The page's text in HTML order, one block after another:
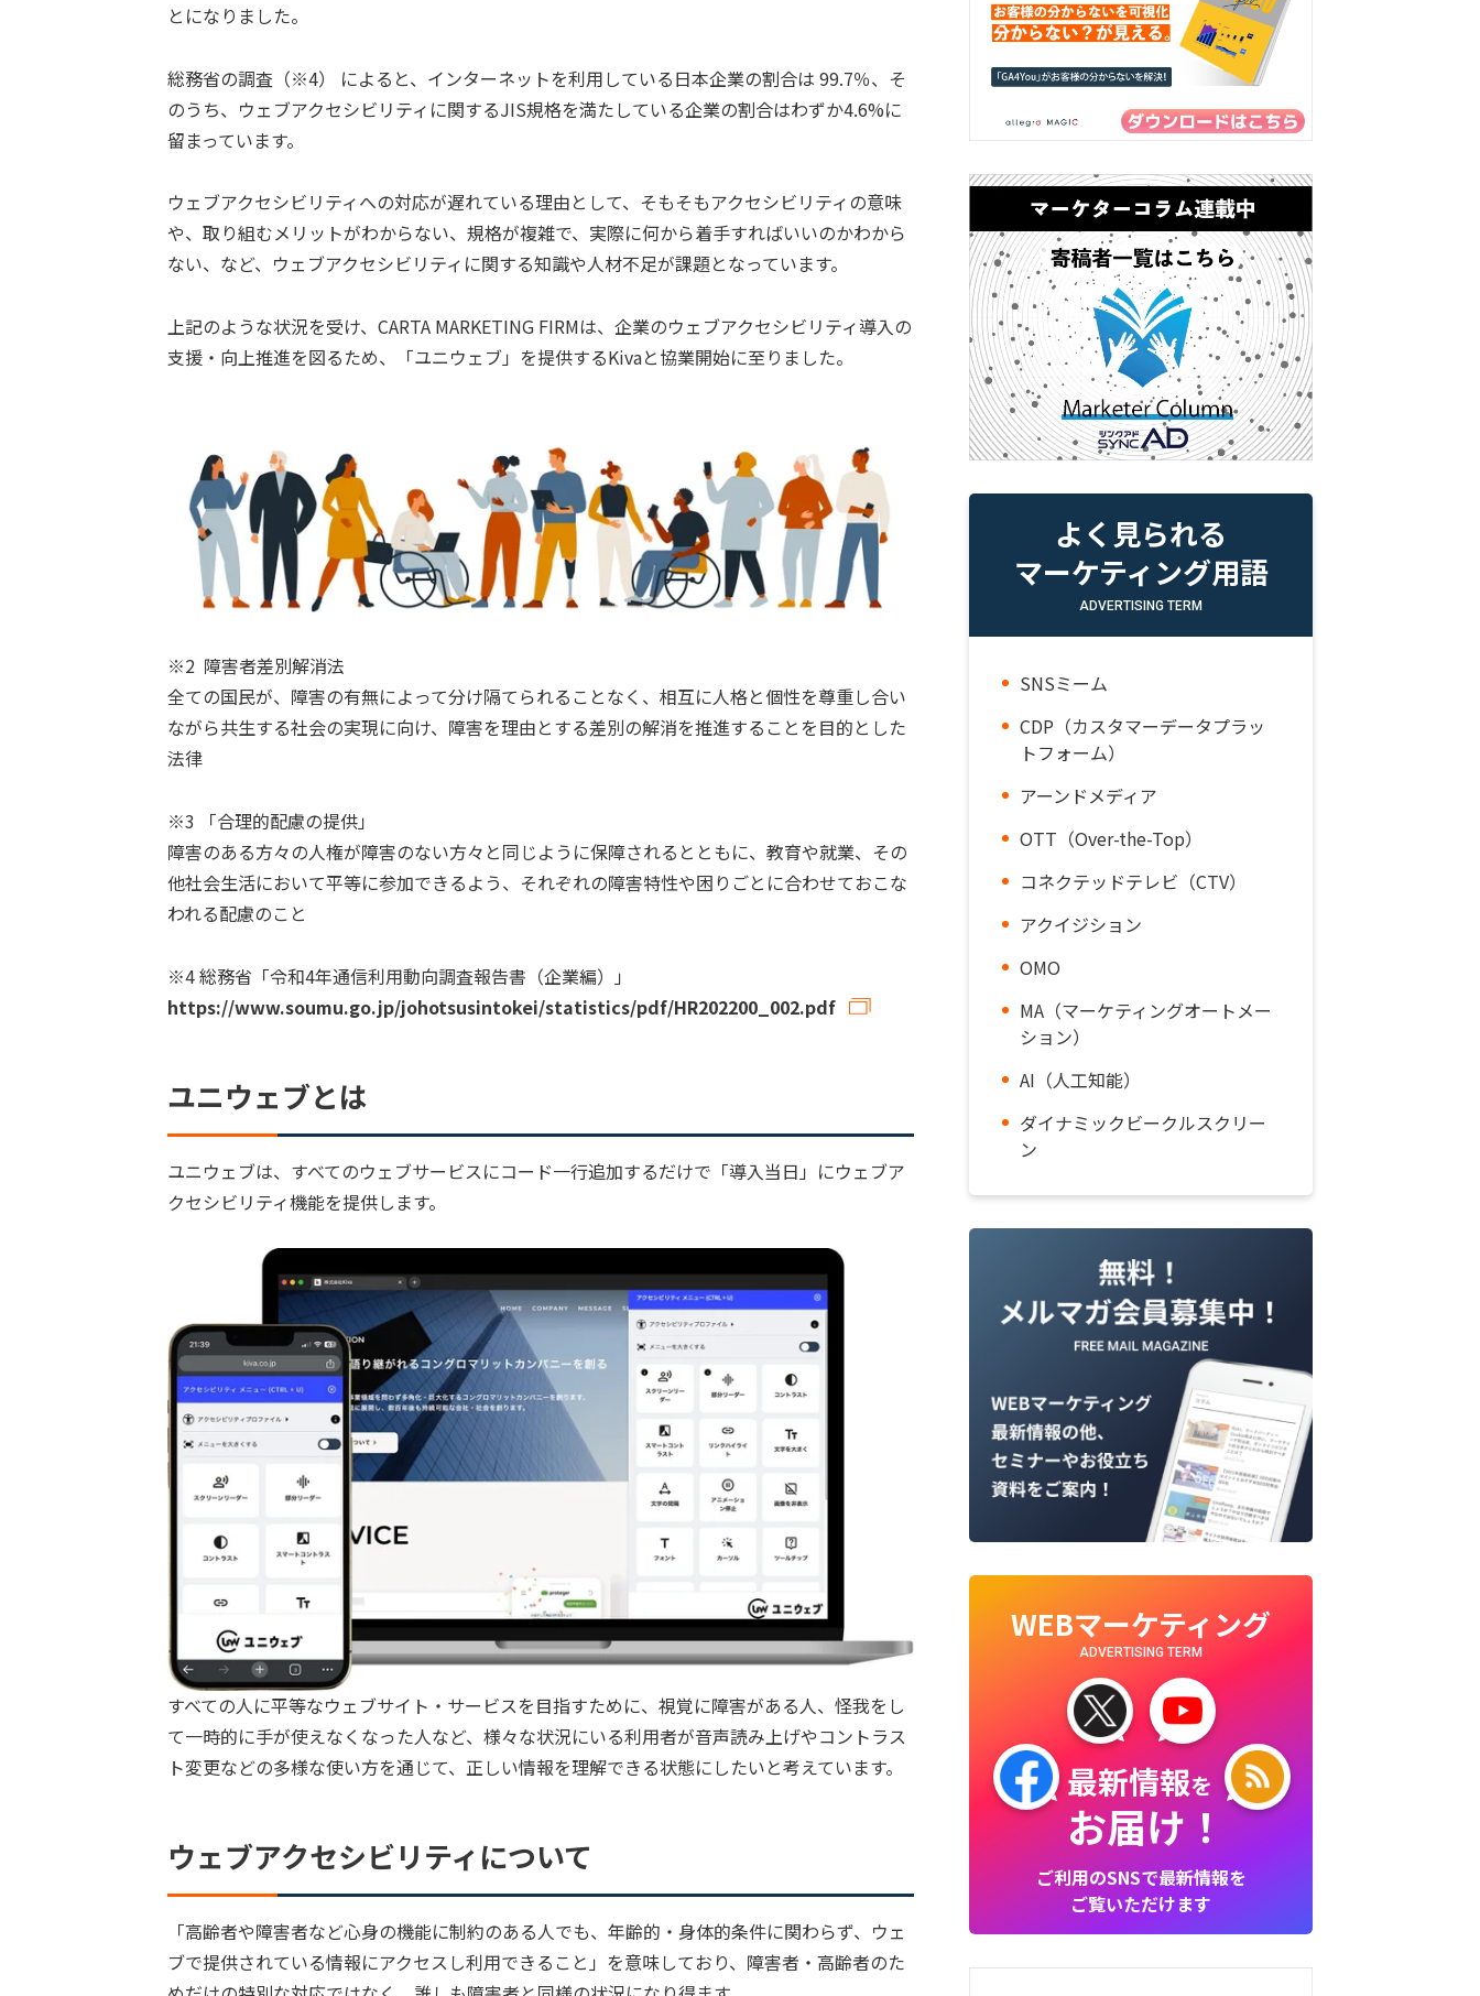
とになりました。
総務省の調査（※4） によると、インターネットを利用している日本企業の割合は 99.7％、そ
のうち、ウェブアクセシビリティに関するJIS規格を満たしている企業の割合はわずか4.6%に
留まっています。
ウェブアクセシビリティへの対応が遅れている理由として、そもそもアクセシビリティの意味
や、取り組むメリットがわからない、規格が複雑で、実際に何から着手すればいいのかわから
ない、など、ウェブアクセシビリティに関する知識や人材不足が課題となっています。
上記のような状況を受け、CARTA MARKETING FIRMは、企業のウェブアクセシビリティ導入の
支援・向上推進を図るため、「ユニウェブ」を提供するKivaと協業開始に至りました。
※2 障害者差別解消法
全ての国民が、障害の有無によって分け隔てられることなく、相互に人格と個性を尊重し合い
ながら共生する社会の実現に向け、障害を理由とする差別の解消を推進することを目的とした
法律
※3 「合理的配慮の提供」
障害のある方々の人権が障害のない方々と同じように保障されるとともに、教育や就業、その
他社会生活において平等に参加できるよう、それぞれの障害特性や困りごとに合わせておこな
われる配慮のこと
※4 総務省「令和4年通信利用動向調査報告書（企業編）」
https://www.soumu.go.jp/johotsusintokei/statistics/pdf/HR202200_002.pdf
ユニウェブとは
ユニウェブは、すべてのウェブサービスにコード一行追加するだけで「導入当日」にウェブア
クセシビリティ機能を提供します。
すべての人に平等なウェブサイト・サービスを目指すために、視覚に障害がある人、怪我をし
て一時的に手が使えなくなった人など、様々な状況にいる利用者が音声読み上げやコントラス
ト変更などの多様な使い方を通じて、正しい情報を理解できる状態にしたいと考えています。
ウェブアクセシビリティについて
「高齢者や障害者など心身の機能に制約のある人でも、年齢的・身体的条件に関わらず、ウェ
ブで提供されている情報にアクセスし利用できること」を意味しており、障害者・高齢者のた
よく見られる
マーケティング用語
ADVERTISING TERM
SNSミーム
CDP（カスタマーデータプラッ
トフォーム）
アーンドメディア
OTT（Over-the-Top）
コネクテッドテレビ（CTV）
アクイジション
OMO
MA（マーケティングオートメー
ション）
AI（人工知能）
ダイナミックビークルスクリー
ン
WEBマーケティング
ADVERTISING TERM
最新情報を
お届け！
ご利用のSNSで最新情報を
ご覧いただけます